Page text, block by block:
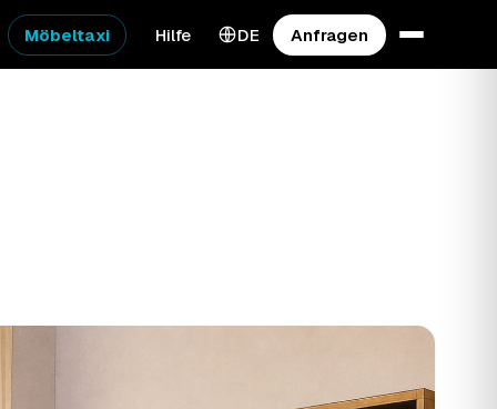
Möbeltaxi Hilfe DE Anfragen